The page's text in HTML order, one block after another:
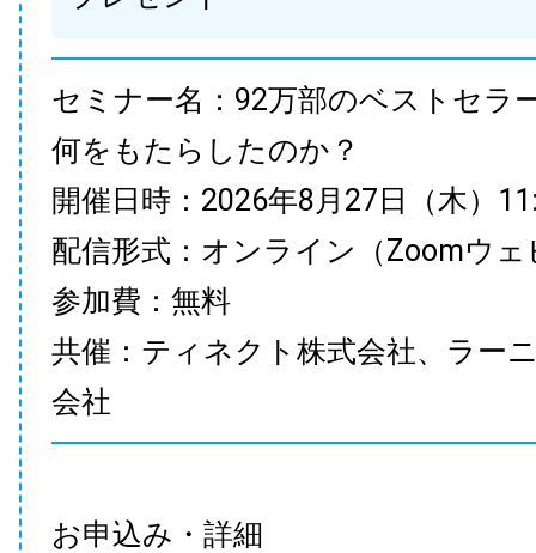
セミナー名：92万部のベストセラ
何をもたらしたのか？
開催日時：2026年8月27日（木）
配信形式：オンライン（Zoomウェ
参加費：無料
共催：ティネクト株式会社、ラー
会社
お申込み・詳細